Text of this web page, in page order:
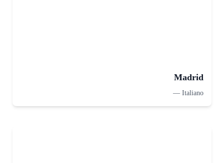
Madrid
Italiano
—